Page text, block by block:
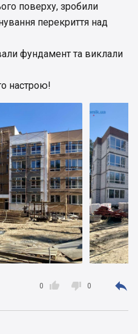
поверху, зробили
перекриття над
фундамент та виклали
настрою!

0  0 